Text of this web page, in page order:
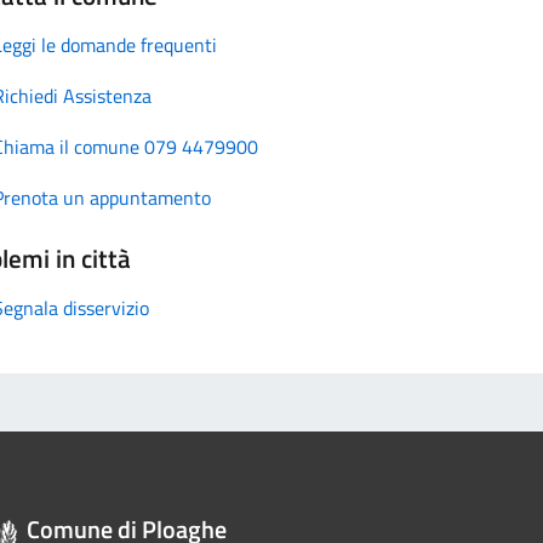
le domande frequenti
Assistenza
il comune 079 4479900
un appuntamento
in città
disservizio
Comune di Ploaghe